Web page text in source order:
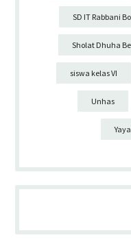
SD IT Rabbani
Sholat Dhuha
siswa kelas VI
Unhas